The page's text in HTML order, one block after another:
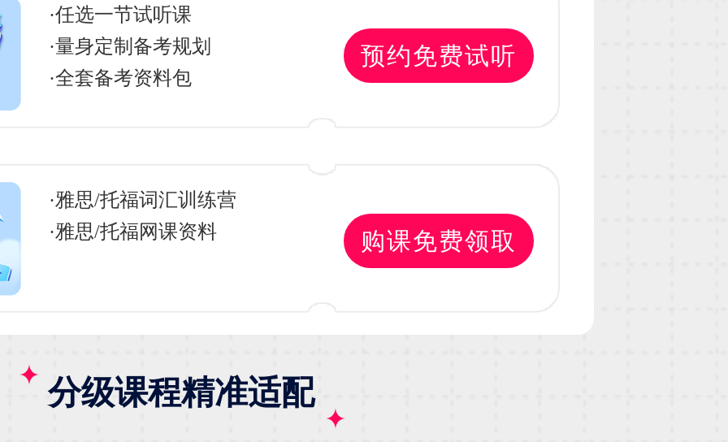
预约免费试听
·任选一节试听课
·量身定制备考规划
·全套备考资料包
购课免费领取
·雅思/托福词汇训练营
·雅思/托福网课资料
分级课程精准适配